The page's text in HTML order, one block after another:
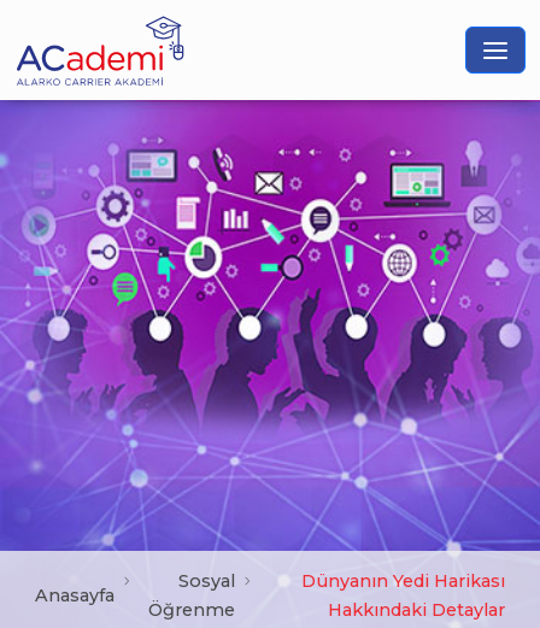
Anasayfa
Sosyal
Öğrenme
Dünyanın Yedi Harikası
Hakkındaki Detaylar